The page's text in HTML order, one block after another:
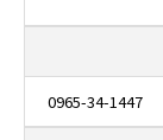
0965-34-1447